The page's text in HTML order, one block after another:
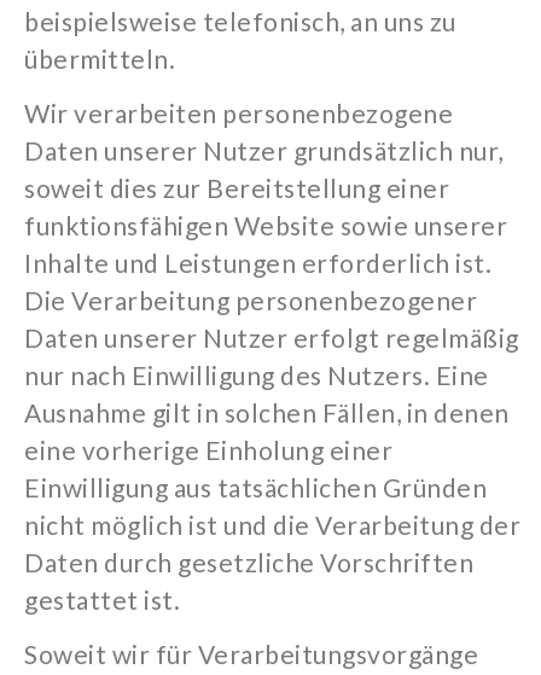
beispielsweise telefonisch, an uns zu
übermitteln.
Wir verarbeiten personenbezogene
Daten unserer Nutzer grundsätzlich nur,
soweit dies zur Bereitstellung einer
funktionsfähigen Website sowie unserer
Inhalte und Leistungen erforderlich ist.
Die Verarbeitung personenbezogener
Daten unserer Nutzer erfolgt regelmäßig
nur nach Einwilligung des Nutzers. Eine
Ausnahme gilt in solchen Fällen, in denen
eine vorherige Einholung einer
Einwilligung aus tatsächlichen Gründen
nicht möglich ist und die Verarbeitung der
Daten durch gesetzliche Vorschriften
gestattet ist.
Soweit wir für Verarbeitungsvorgänge